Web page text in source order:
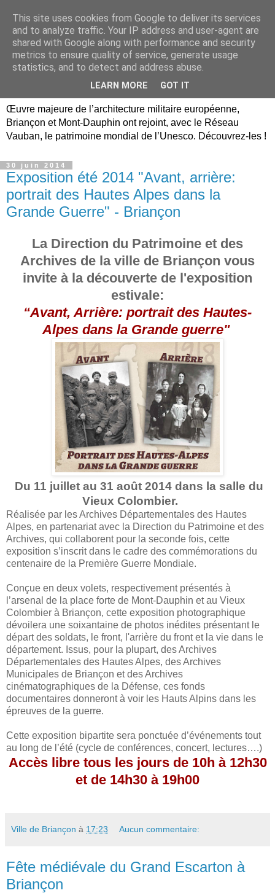
Briançon, Mont-Dauphin,
Vauban Unesco Hautes-
Œuvre majeure de l’architecture militaire européenne,
Briançon et Mont-Dauphin ont rejoint, avec le Réseau
Vauban, le patrimoine mondial de l’Unesco. Découvrez-les !
30 juin 2014
Exposition été 2014 "Avant, arrière:
portrait des Hautes Alpes dans la
Grande Guerre" - Briançon
La Direction du Patrimoine et des
Archives de la ville de Briançon vous
invite à la découverte de l'exposition
estivale:
“Avant, Arrière: portrait des Hautes-
Alpes dans la Grande guerre"
Du 11 juillet au 31 août 2014 dans la salle du
Vieux Colombier.
Réalisée par les Archives Départementales des Hautes
Alpes, en partenariat avec la Direction du Patrimoine et des
Archives, qui collaborent pour la seconde fois, cette
exposition s’inscrit dans le cadre des commémorations du
centenaire de la Première Guerre Mondiale.
Conçue en deux volets, respectivement présentés à
l’arsenal de la place forte de Mont-Dauphin et au Vieux
Colombier à Briançon, cette exposition photographique
dévoilera une soixantaine de photos inédites présentant le
départ des soldats, le front, l'arrière du front et la vie dans le
département. Issus, pour la plupart, des Archives
Départementales des Hautes Alpes, des Archives
Municipales de Briançon et des Archives
cinématographiques de la Défense, ces fonds
documentaires donneront à voir les Hauts Alpins dans les
épreuves de la guerre.
Cette exposition bipartite sera ponctuée d’événements tout
au long de l’été (cycle de conférences, concert, lectures….)
Accès libre tous les jours de 10h à 12h30
et de 14h30 à 19h00
Ville de Briançon à 17:23 Aucun commentaire:
Fête médiévale du Grand Escarton à
Briançon
This site uses cookies from Google to deliver its services
and to analyze traffic. Your IP address and user-agent are
shared with Google along with performance and security
metrics to ensure quality of service, generate usage
statistics, and to detect and address abuse.
LEARN MORE GOT IT